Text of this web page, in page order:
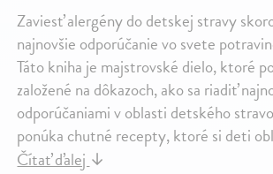
Zaviesť alergény do detskej stravy
najnovšie odporúčanie vo svete
Táto kniha je majstrovské dielo, ktoré
založené na dôkazoch, ako sa riadiť
odporúčaniami v oblasti detského
ponúka chutné recepty, ktoré si deti
Čítať ďalej↓